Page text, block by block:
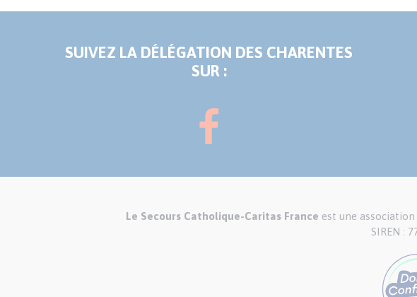
SUIVEZ LA DÉLÉGATION DES CHARENTES
SUR :
Le Secours Catholique-Caritas France est une
SIREN :